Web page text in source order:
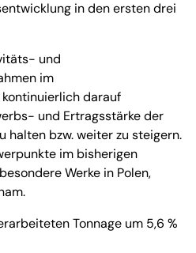
in den ersten drei
und
im
darauf
und Ertragsstärke der
halten bzw. weiter zu steigern.
im bisherigen
Werke in Polen,
Tonnage um 5,6 %